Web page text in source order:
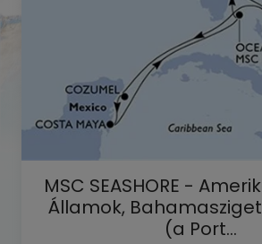
MSC SEASHORE -
Államok,
(a Port…